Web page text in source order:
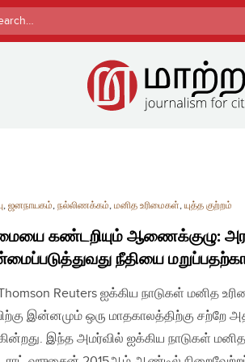
, ஜனநாயகம், நல்லிணக்கம், மனித உரிமைகள், யுத்த குற்றம்
கண்டறியும் ஆணைக்குழு:
நீதியை
Reuters ஐக்கிய நாடுகள் மனித
இன்னமும் ஒரு மாதகாலத்திற்கு சற்றே
இந்த அமர்வில் ஐக்கிய நாடுகள்